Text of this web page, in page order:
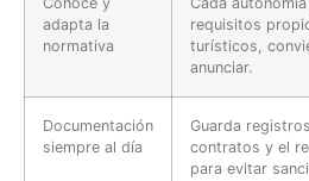
adapta la
normativa
requisitos
turísticos,
anunciar.
Documentación
siempre al día
Guarda
contratos y el
para evitar